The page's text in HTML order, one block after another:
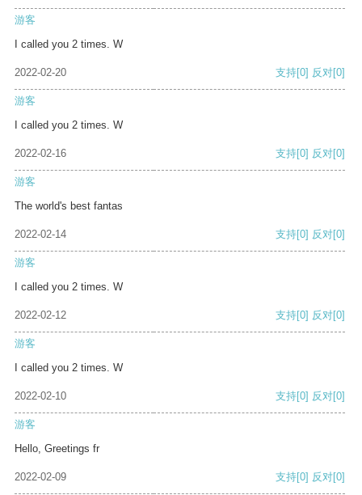
游客
I called you 2 times. W
2022-02-20 支持[0] 反对[0]
游客
I called you 2 times. W
2022-02-16 支持[0] 反对[0]
游客
The world's best fantas
2022-02-14 支持[0] 反对[0]
游客
I called you 2 times. W
2022-02-12 支持[0] 反对[0]
游客
I called you 2 times. W
2022-02-10 支持[0] 反对[0]
游客
Hello, Greetings fr
2022-02-09 支持[0] 反对[0]